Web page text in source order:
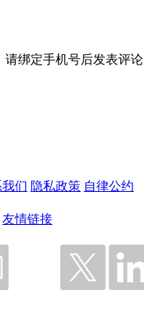
请绑定手机号后发表评论
们 隐私政策 自律公约
友情链接